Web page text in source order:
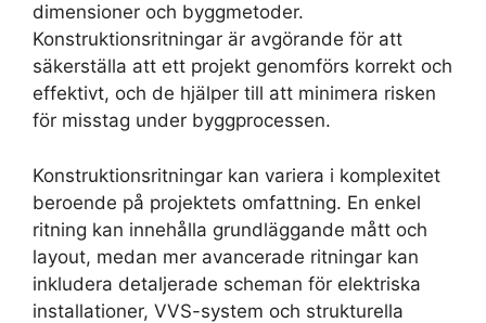
dimensioner och byggmetoder.
Konstruktionsritningar är avgörande för att
säkerställa att ett projekt genomförs korrekt och
effektivt, och de hjälper till att minimera risken
för misstag under byggprocessen.
Konstruktionsritningar kan variera i komplexitet
beroende på projektets omfattning. En enkel
ritning kan innehålla grundläggande mått och
layout, medan mer avancerade ritningar kan
inkludera detaljerade scheman för elektriska
installationer, VVS-system och strukturella